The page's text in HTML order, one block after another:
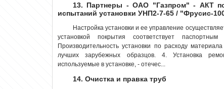
13. Партнеры - ОАО "Газпром" - АКТ
испытаний установки УНП2-7-65 / "Фрусис-
Настройка установки и ее управление
установкой покрытия соответствует
Производительность установки по расходу
лучших зарубежных образцов. 4. Установка
используемые в установке, - отечес...
14. Очистка и правка труб